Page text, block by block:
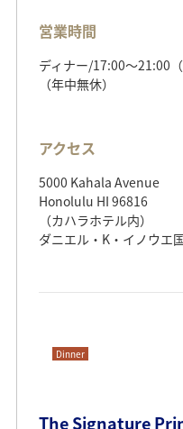
営業時間
ディナー/17:00〜21:00
（年中無休）
アクセス
5000 Kahala Avenue
Honolulu HI 96816
（カハラホテル内）
ダニエル・K・イノウエ
Dinner
The Signature